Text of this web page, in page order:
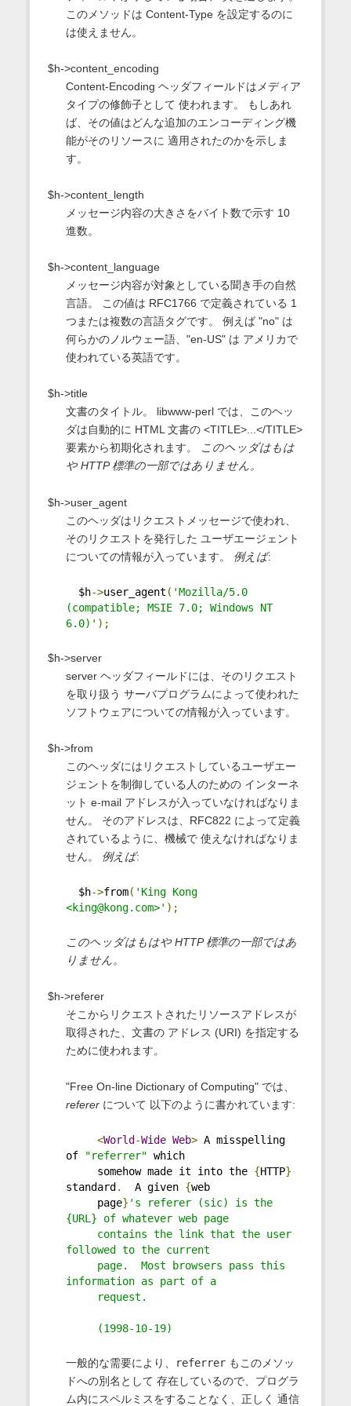
このメソッドは Content-Type を設定するのに
は使えません。
$h->content_encoding
Content-Encoding ヘッダフィールドはメディア
タイプの修飾子として 使われます。 もしあれ
ば、その値はどんな追加のエンコーディング機
能がそのリソースに 適用されたのかを示しま
す。
$h->content_length
メッセージ内容の大きさをバイト数で示す 10
進数。
$h->content_language
メッセージ内容が対象としている聞き手の自然
言語。 この値は RFC1766 で定義されている 1
つまたは複数の言語タグです。 例えば "no" は
何らかのノルウェー語、"en-US" は アメリカで
使われている英語です。
$h->title
文書のタイトル。 libwww-perl では、このヘッ
ダは自動的に HTML 文書の <TITLE>...</TITLE>
要素から初期化されます。
このヘッダはもは
や HTTP 標準の一部ではありません。
$h->user_agent
このヘッダはリクエストメッセージで使われ、
そのリクエストを発行した ユーザエージェント
についての情報が入っています。 例えば:
$h->user_agent ( 'Mozilla/5.0
(compatible; MSIE 7.0; Windows NT
6.0)' );
$h->server
server ヘッダフィールドには、そのリクエスト
を取り扱う サーバプログラムによって使われた
ソフトウェアについての情報が入っています。
$h->from
このヘッダにはリクエストしているユーザエー
ジェントを制御している人のための インターネ
ット e-mail アドレスが入っていなければなりま
せん。 そのアドレスは、RFC822 によって定義
されているように、機械で 使えなければなりま
せん。 例えば:
$h->from( 'King Kong
<king@kong.com>' );
このヘッダはもはや HTTP 標準の一部ではあ
りません。
$h->referer
そこからリクエストされたリソースアドレスが
取得された、文書の アドレス (URI) を指定する
ために使われます。
"Free On-line Dictionary of Computing" では、
refererについて 以下のように書かれています:
<World -Wide Web> A misspelling
of
"referrer" which
somehow made it into the {HTTP}
standard . A given {web
page} 's referer (sic) is the
{URL} of whatever web page
contains the link that the user
followed to the current
page.  Most browsers pass this
information as part of a
request.
(1998-10-19)
一般的な需要により、 referrerもこのメソッ
ドへの別名として 存在しているので、プログラ
ム内にスペルミスをすることなく、正しく 通信